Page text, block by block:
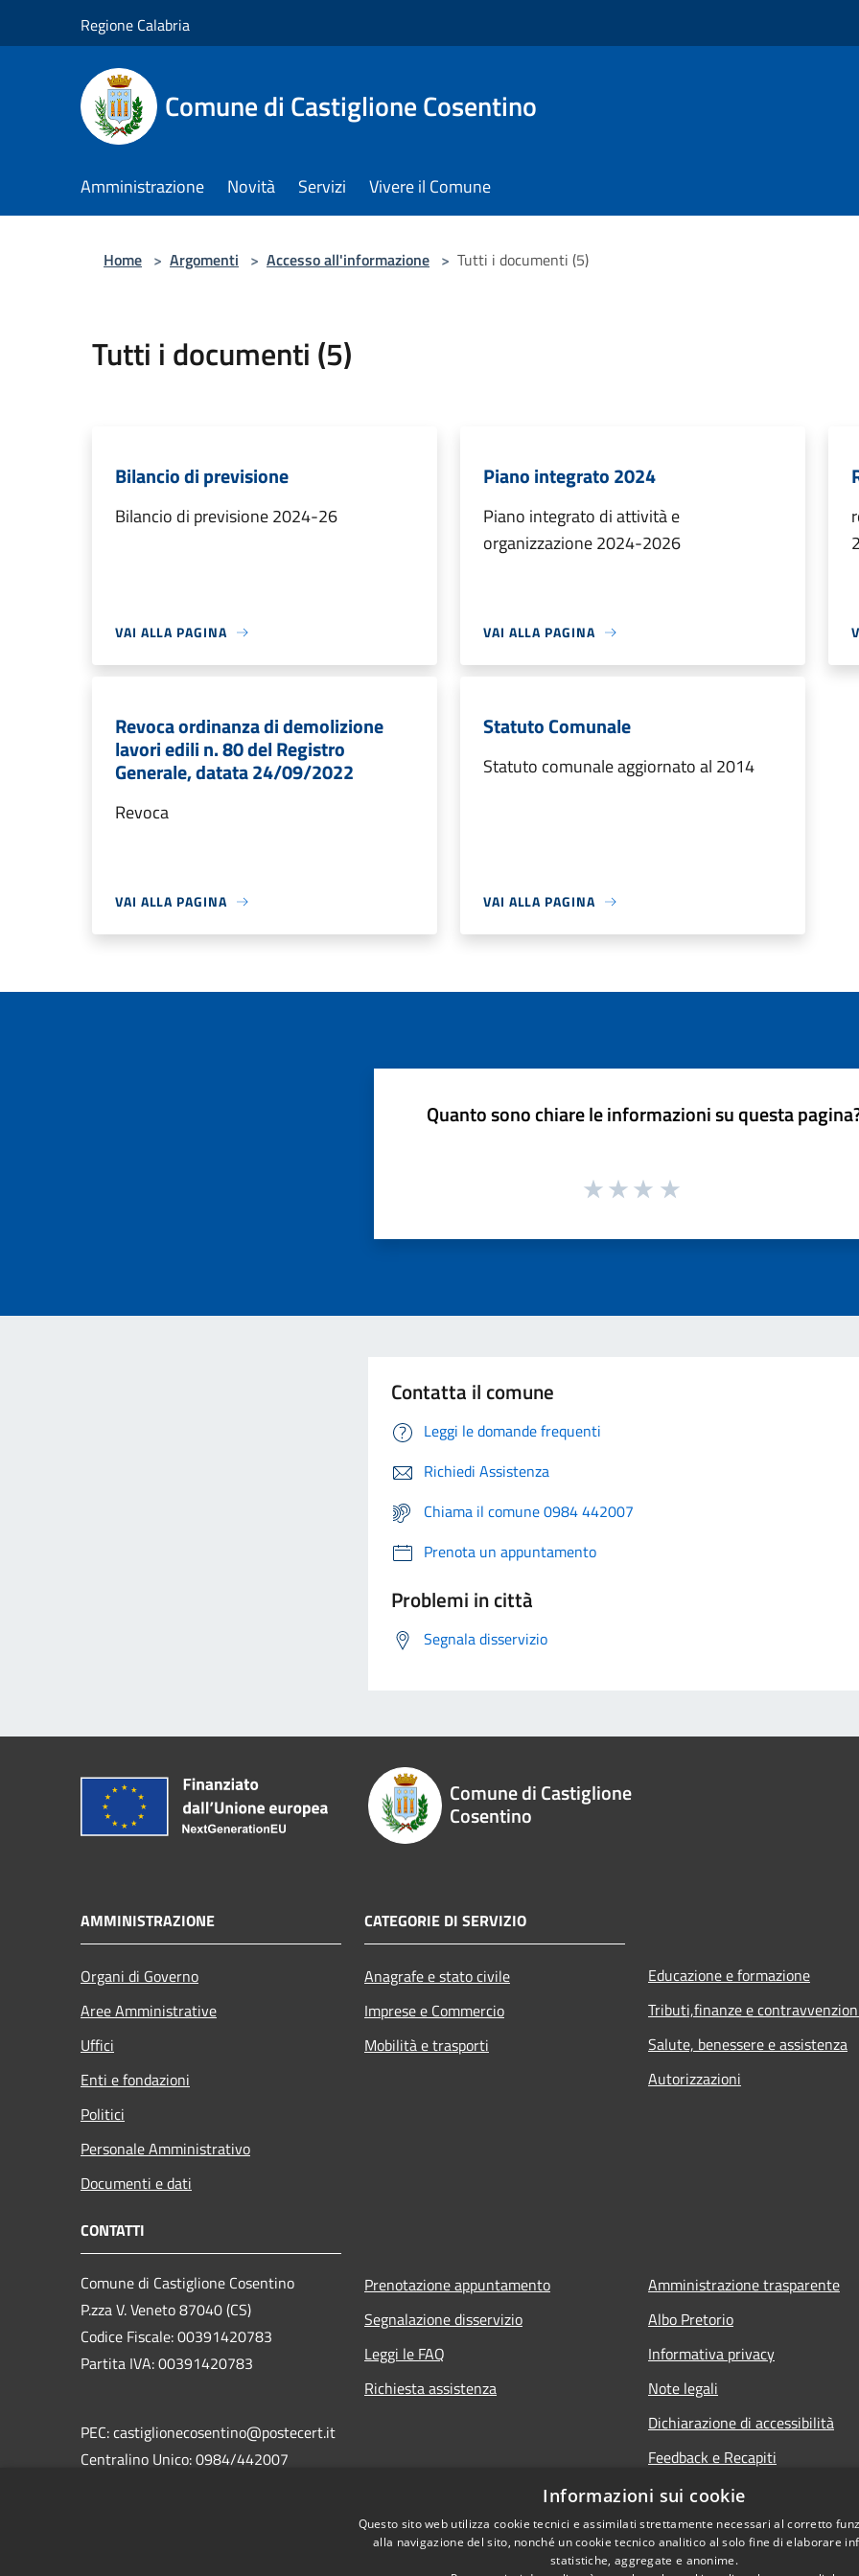
Regione Calabria
Comune di Castiglione Cosentino
Amministrazione Novità Servizi Vivere il Comune
Home > Argomenti > Accesso all'informazione > Tutti i documenti (5)
Tutti i documenti (5)
Bilancio di previsione
Bilancio di previsione 2024-26
VAI ALLA PAGINA
Piano integrato 2024
Piano integrato di attività e
organizzazione 2024-2026
VAI ALLA PAGINA
Revoca ordinanza di demolizione
lavori edili n. 80 del Registro
Generale, datata 24/09/2022
Revoca
VAI ALLA PAGINA
Statuto Comunale
Statuto comunale aggiornato al 2014
VAI ALLA PAGINA
Quanto sono chiare le informazioni su questa
Contatta il comune
Leggi le domande frequenti
Richiedi Assistenza
Chiama il comune 0984 442007
Prenota un appuntamento
Problemi in città
Segnala disservizio
Comune di Castiglione
Cosentino
AMMINISTRAZIONE
Organi di Governo
Aree Amministrative
Uffici
Enti e fondazioni
Politici
Personale Amministrativo
Documenti e dati
CATEGORIE DI SERVIZIO
Anagrafe e stato civile
Imprese e Commercio
Mobilità e trasporti
Educazione e formazione
Tributi,finanze e
Salute, benessere e assistenza
Autorizzazioni
CONTATTI
Comune di Castiglione Cosentino
P.zza V. Veneto 87040 (CS)
Codice Fiscale: 00391420783
Partita IVA: 00391420783
PEC: castiglionecosentino@postecert.it
Centralino Unico: 0984/442007
Prenotazione appuntamento
Segnalazione disservizio
Leggi le FAQ
Richiesta assistenza
Amministrazione trasparente
Albo Pretorio
Informativa privacy
Note legali
Dichiarazione di accessibilità
Feedback e Recapiti
Informazioni sui cookie
Questo sito web utilizza cookie tecnici e assimilati strettamente necessari al corretto
alla navigazione del sito, nonché un cookie tecnico analitico al solo fine di elaborare
statistiche, aggregate e anonime.